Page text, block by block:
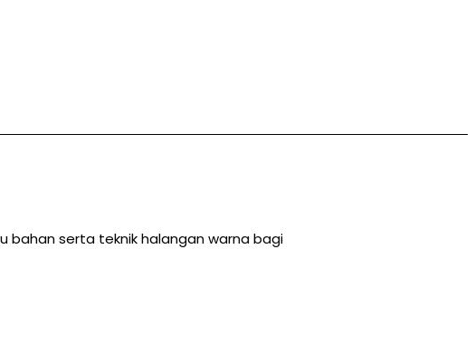
bahan serta teknik halangan warna bagi